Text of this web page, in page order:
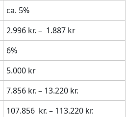
ca. 5%
2.996 kr. – 1.887 kr
6%
5.000 kr
7.856 kr. – 13.220 kr.
107.856 kr. – 113.220 kr.